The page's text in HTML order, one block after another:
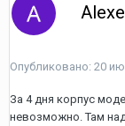
Опубликовано: 20
За 4 дня корпус
невозможно. Там